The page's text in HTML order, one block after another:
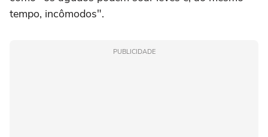
tempo, incômodos".
PUBLICIDADE